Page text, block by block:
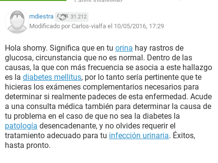
mdiestra 31.212
Modificado por Carlos-vialfa el 10/05/2016, 17:29
Hola shomy. Significa que en tu orina hay rastros de
glucosa, circunstancia que no es normal. Dentro de las
causas, la que con más frecuencia se asocia a este hallazgo
es la diabetes mellitus, por lo tanto sería pertinente que te
hicieras los exámenes complementarios necesarios para
determinar si realmente padeces de esta enfermedad. Acude
a una consulta médica también para determinar la causa de
tu problema en el caso de que no sea la diabetes la
patología desencadenante, y no olvides requerir el
tratamiento adecuado para tu infección urinaria. Éxitos,
hasta pronto.